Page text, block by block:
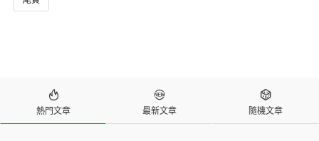

熱門文章

最新文章

隨機文章